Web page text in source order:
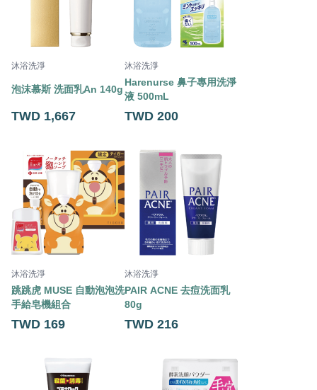
沐浴洗淨
泡沫慕斯 洗面乳An 140g
TWD 1,667
沐浴洗淨
Harenurse 鼻子專用洗淨
液 500mL
TWD 200
沐浴洗淨
跳跳虎 MUSE 自動泡泡洗
手給皂機組合
TWD 169
沐浴洗淨
PAIR ACNE 去痘洗面乳
80g
TWD 216